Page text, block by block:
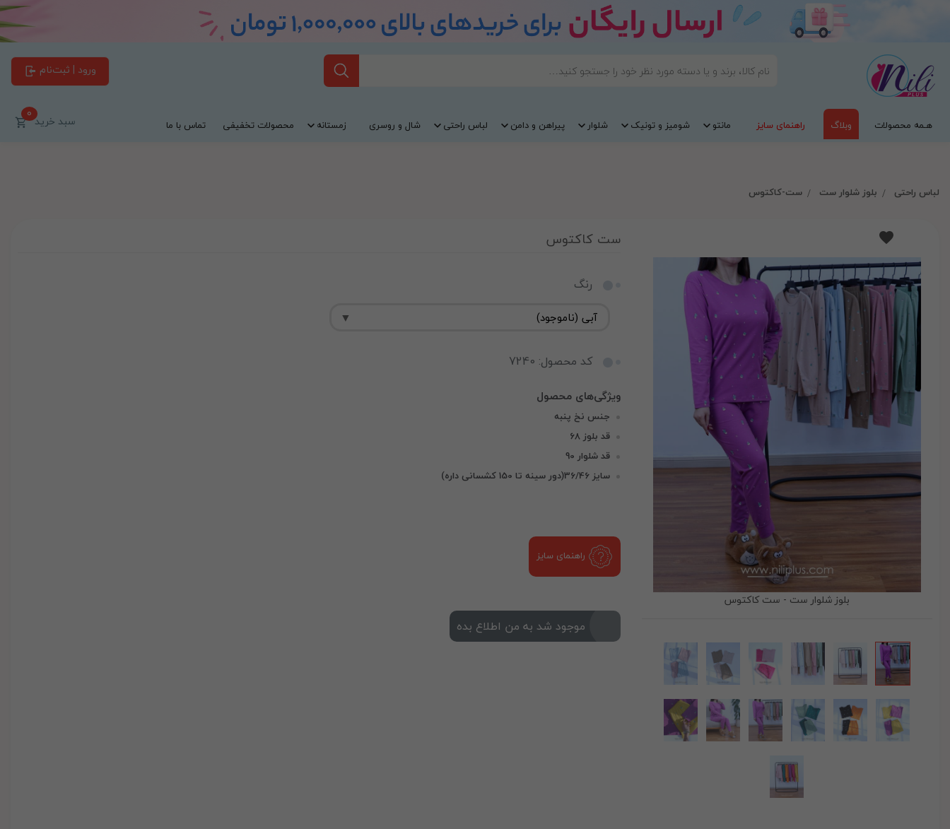
ورود | ثبت‌نام
هـمه محصولات وبلاگ راهنمای سایز مانتو شومیز و تونیک شلوار پیراهن و دامن لباس راحتی شال و روسری زمستانه محصولات تخفیفی تماس با ما سبد خرید0
لباس راحتی بلوز شلوار ست ست-کاکتوس
بلوز شلوار ست - ست کاکتوس
ست کاکتوس
رنگ
کد محصول: 7240
جنس نخ پنبه
قد بلوز 68
قد شلوار 90
سایز 36/46(دور سینه تا 150 کشسانی داره)
راهنمای سایز
موجود شد به من اطلاع بده